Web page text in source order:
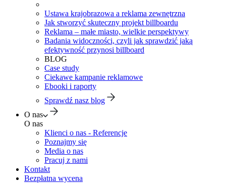
Ustawa krajobrazowa a reklama zewnętrzna
Jak stworzyć skuteczny projekt billboardu
Reklama – małe miasto, wielkie perspektywy
Badania widoczności, czyli jak sprawdzić jaką
efektywność przynosi billboard
BLOG
Case study
Ciekawe kampanie reklamowe
Ebooki i raporty
Sprawdź nasz blog
O nas
O nas
Klienci o nas - Referencje
Poznajmy się
Media o nas
Pracuj z nami
Kontakt
Bezpłatna wycena